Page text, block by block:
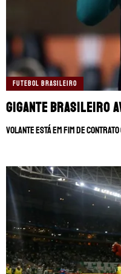
FUTEBOL BRASILEIRO
Gigante brasileiro
Volante está em fim de contrato